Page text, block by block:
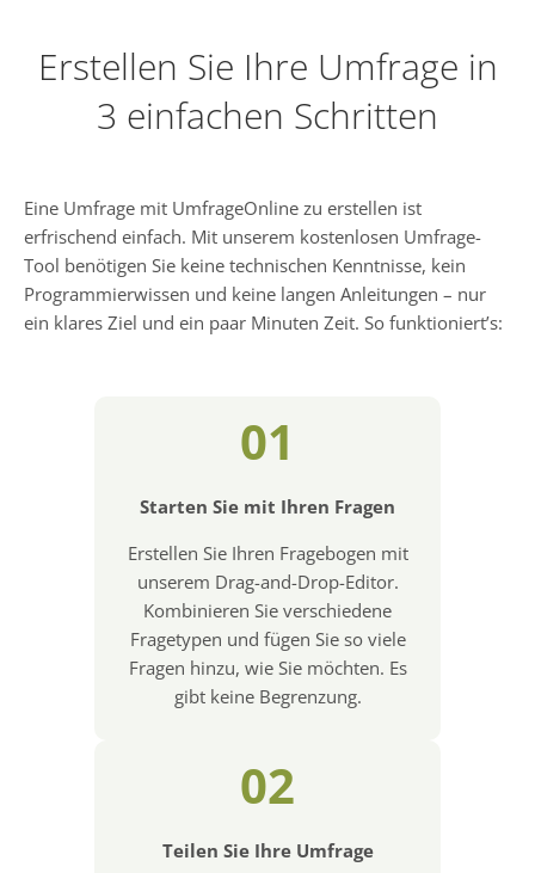
Erstellen Sie Ihre Umfrage in
3 einfachen Schritten
Eine Umfrage mit UmfrageOnline zu erstellen ist
erfrischend einfach. Mit unserem kostenlosen Umfrage-
Tool benötigen Sie keine technischen Kenntnisse, kein
Programmierwissen und keine langen Anleitungen – nur
ein klares Ziel und ein paar Minuten Zeit. So funktioniert’s:
01
Starten Sie mit Ihren Fragen
Erstellen Sie Ihren Fragebogen mit
unserem Drag-and-Drop-Editor.
Kombinieren Sie verschiedene
Fragetypen und fügen Sie so viele
Fragen hinzu, wie Sie möchten. Es
gibt keine Begrenzung.
02
Teilen Sie Ihre Umfrage